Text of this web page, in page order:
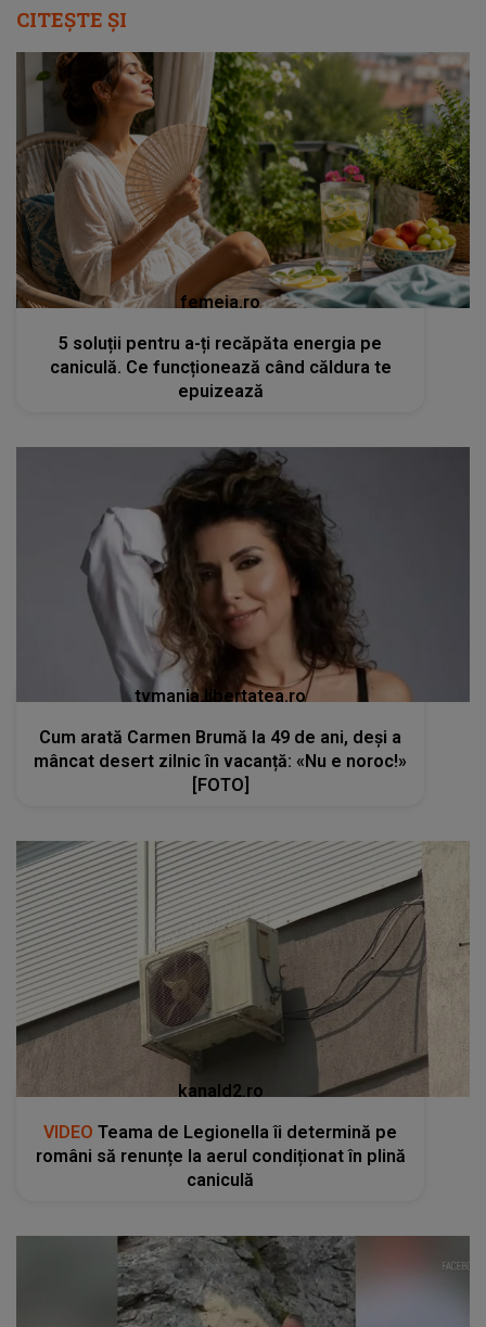
CITEȘTE ȘI
femeia.ro
5 soluții pentru a-ți recăpăta energia pe
caniculă. Ce funcționează când căldura te
epuizează
tvmania.libertatea.ro
Cum arată Carmen Brumă la 49 de ani, deși a
mâncat desert zilnic în vacanță: «Nu e noroc!»
[FOTO]
kanald2.ro
VIDEO Teama de Legionella îi determină pe
români să renunțe la aerul condiționat în plină
caniculă